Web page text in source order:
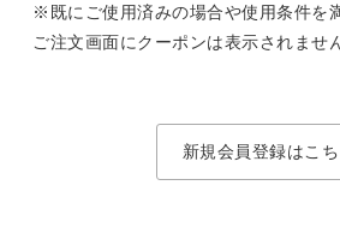
※既にご使用済みの場合や使用条件を
ご注文画面にクーポンは表示されませ
新規会員登録はこち